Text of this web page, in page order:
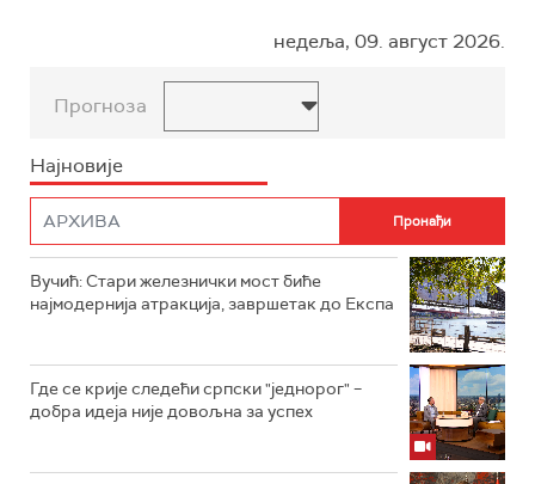
недеља, 09. август 2026.
Прогноза
Најновије
Вучић: Стари железнички мост биће
најмодернија атракција, завршетак до Експа
Где се крије следећи српски "једнорог" –
добра идеја није довољна за успех